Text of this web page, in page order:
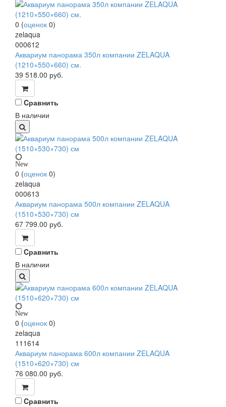
0 (оценок 0)
zelaqua
000612
Аквариум панорама 350л компании ZELAQUA
(1210×550×660) см.
39 518.00 руб.
Cравнить
В наличии
New
0 (оценок 0)
zelaqua
000613
Аквариум панорама 500л компании ZELAQUA
(1510×530×730) см
67 799.00 руб.
Cравнить
В наличии
New
0 (оценок 0)
zelaqua
111614
Аквариум панорама 600л компании ZELAQUA
(1510×620×730) см
76 080.00 руб.
Cравнить